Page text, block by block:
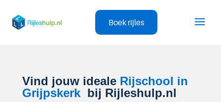
Boek rijles
Vind jouw ideale Rijschool in
Grijpskerk bij Rijleshulp.nl